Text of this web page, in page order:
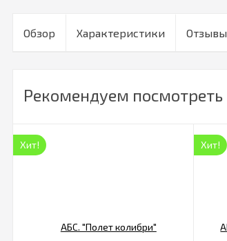
Обзор Характеристики Отзывы
Рекомендуем посмотреть
Хит! Хит!